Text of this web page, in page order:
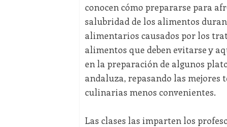
conocen cómo prepararse para
salubridad de los alimentos
alimentarios causados por los
alimentos que deben evitarse y
en la preparación de algunos
andaluza, repasando las
culinarias menos convenientes.
Las clases las imparten los